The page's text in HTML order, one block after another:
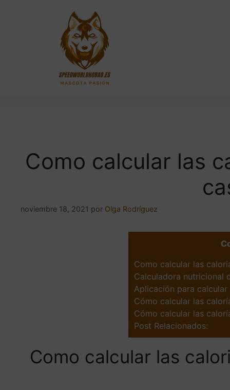
Como calcular las
noviembre 18, 2021 por Olga Rodríguez
Como calcular las
Calculadora nutricional
Aplicación para
Cómo calcular las
Cómo calcular las
Post Relacionados:
Como calcular las